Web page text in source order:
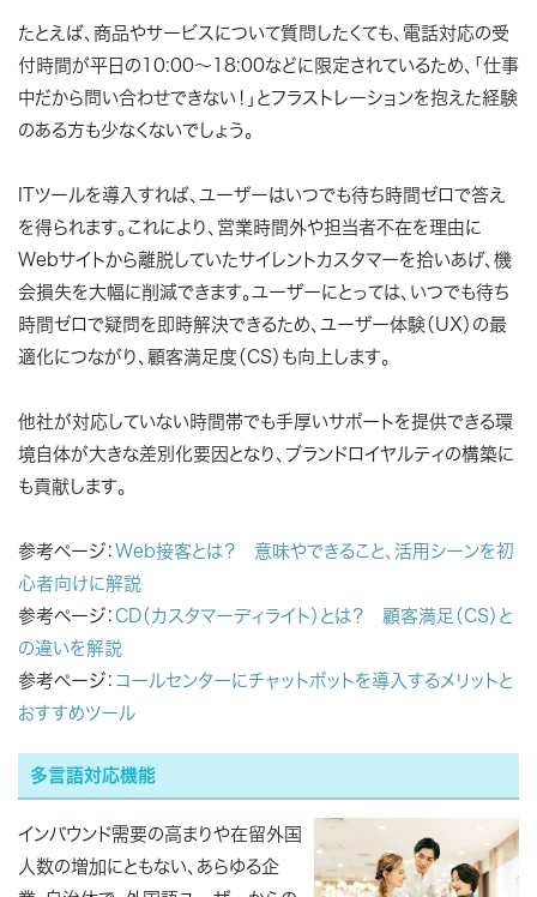
たとえば、商品やサービスについて質問したくても、電話対応の受
付時間が平日の10:00～18:00などに限定されているため、「仕事
中だから問い合わせできない！」とフラストレーションを抱えた経験
のある方も少なくないでしょう。
ITツールを導入すれば、ユーザーはいつでも待ち時間ゼロで答え
を得られます。これにより、営業時間外や担当者不在を理由に
Webサイトから離脱していたサイレントカスタマーを拾いあげ、機
会損失を大幅に削減できます。ユーザーにとっては、いつでも待ち
時間ゼロで疑問を即時解決できるため、ユーザー体験（UX）の最
適化につながり、顧客満足度（CS）も向上します。
他社が対応していない時間帯でも手厚いサポートを提供できる環
境自体が大きな差別化要因となり、ブランドロイヤルティの構築に
も貢献します。
参考ページ： Web接客とは？ 意味やできること、活用シーンを初
心者向けに解説
参考ページ： CD（カスタマーディライト）とは？ 顧客満足（CS）と
の違いを解説
参考ページ： コールセンターにチャットボットを導入するメリットと
おすすめツール
多言語対応機能
インバウンド需要の高まりや在留外国
人数の増加にともない、あらゆる企